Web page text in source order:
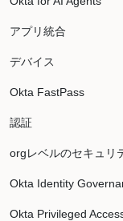
アプリ統合
デバイス
Okta FastPass
認証
orgレベルのセキュリ
Okta Identity
Okta Privileged